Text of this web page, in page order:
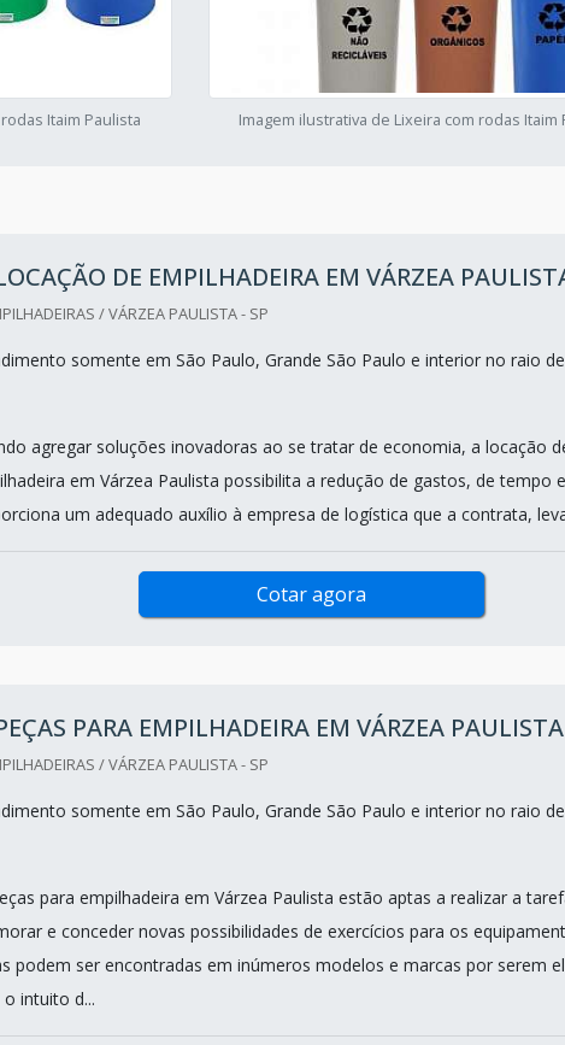
Itaim Paulista Imagem ilustrativa de Lixeira com rodas Itaim
DE EMPILHADEIRA EM VÁRZEA
/ VÁRZEA PAULISTA - SP
somente em São Paulo, Grande São Paulo e interior no raio
agregar soluções inovadoras ao se tratar de economia, a locação
em Várzea Paulista possibilita a redução de gastos, de tempo e
um adequado auxílio à empresa de logística que a contrata,
Cotar agora
PARA EMPILHADEIRA EM VÁRZEA PAULISTA
/ VÁRZEA PAULISTA - SP
somente em São Paulo, Grande São Paulo e interior no raio
para empilhadeira em Várzea Paulista estão aptas a realizar a
e conceder novas possibilidades de exercícios para os
podem ser encontradas em inúmeros modelos e marcas por serem
intuito d...